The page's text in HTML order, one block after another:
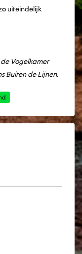
uiteindelijk
Vogelkamer
Buiten de Lijnen.